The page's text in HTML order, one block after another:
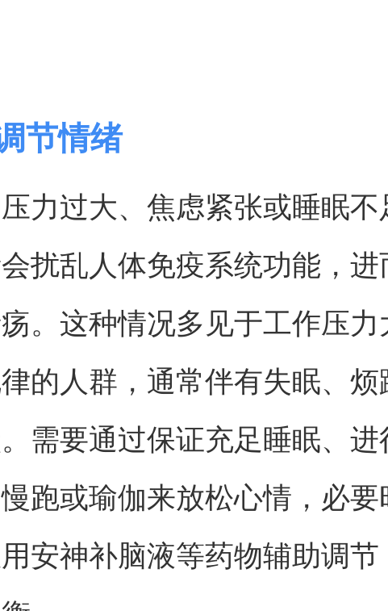
节情绪
力过大、焦虑紧张或睡眠不
扰乱人体免疫系统功能，进
。这种情况多见于工作压力
的人群，通常伴有失眠、烦
需要通过保证充足睡眠、进
跑或瑜伽来放松心情，必要
安神补脑液等药物辅助调节